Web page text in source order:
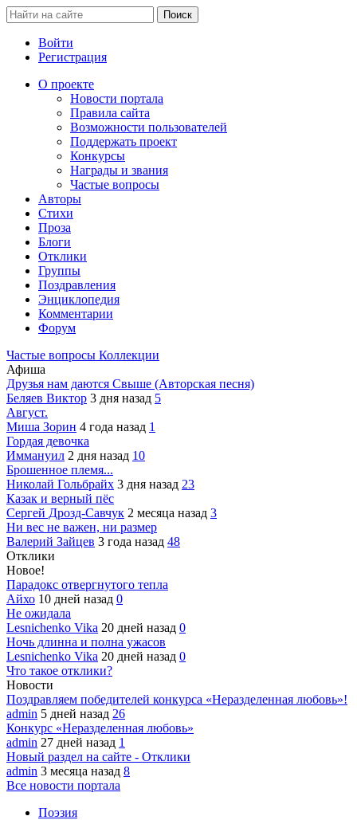
Войти
Регистрация
О проекте
Новости портала
Правила сайта
Возможности пользователей
Поддержать проект
Конкурсы
Награды и звания
Частые вопросы
Авторы
Стихи
Проза
Блоги
Отклики
Группы
Поздравления
Энциклопедия
Комментарии
Форум
Частые вопросы Коллекции
Афиша
Друзья нам даются Свыше (Авторская песня)
Беляев Виктор 3 дня назад 5
Август.
Миша Зорин 4 года назад 1
Гордая девочка
Иммануил 2 дня назад 10
Брошенное племя...
Николай Гольбрайх 3 дня назад 23
Казак и верный пёс
Сергей Дрозд-Савчук 2 месяца назад 3
Ни вес не важен, ни размер
Валерий Зайцев 3 года назад 48
Отклики
Новое!
Парадокс отвергнутого тепла
Айхо 10 дней назад 0
Не ожидала
Lesnichenko Vika 20 дней назад 0
Ночь длинна и полна ужасов
Lesnichenko Vika 20 дней назад 0
Что такое отклики?
Новости
Поздравляем победителей конкурса «Неразделенная любовь»!
admin 5 дней назад 26
Конкурс «Неразделенная любовь»
admin 27 дней назад 1
Новый раздел на сайте - Отклики
admin 3 месяца назад 8
Все новости портала
Поэзия